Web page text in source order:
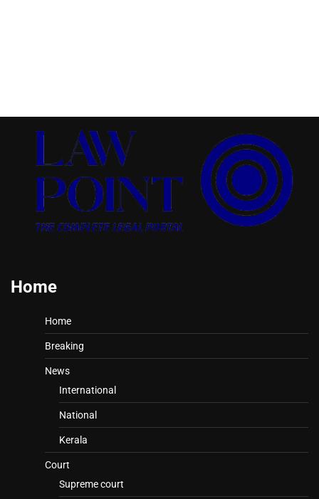
Home
Home
Breaking
News
International
National
Kerala
Court
Supreme court